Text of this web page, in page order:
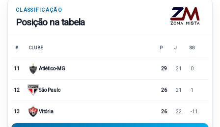
CLASSIFICAÇÃO
Posição na tabela
# CLUBE P J SG
11 Atlético-MG 29 21 0
12 São Paulo 26 21 1
13 Vitória 26 22 -11